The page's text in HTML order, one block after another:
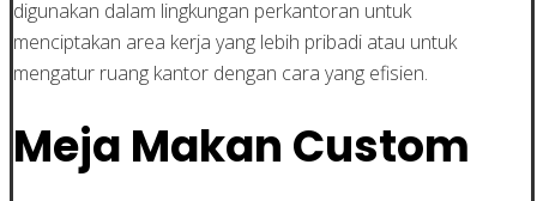
digunakan dalam lingkungan perkantoran untuk
menciptakan area kerja yang lebih pribadi atau untuk
mengatur ruang kantor dengan cara yang efisien.
Meja Makan Custom